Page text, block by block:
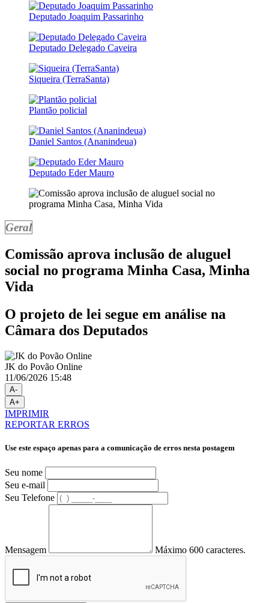
Deputado Joaquim Passarinho
Deputado Delegado Caveira
Siqueira (TerraSanta)
Plantão policial
Daniel Santos (Ananindeua)
Deputado Eder Mauro
Geral
Comissão aprova inclusão de aluguel
social no programa Minha Casa, Minha
Vida
O projeto de lei segue em análise na
Câmara dos Deputados
JK do Povão Online
11/06/2026 15:48
A-
A+
IMPRIMIR
REPORTAR ERROS
Use este espaço apenas para a comunicação de erros nesta postagem
Seu nome
Seu e-mail
Seu Telefone
Mensagem Máximo 600 caracteres.